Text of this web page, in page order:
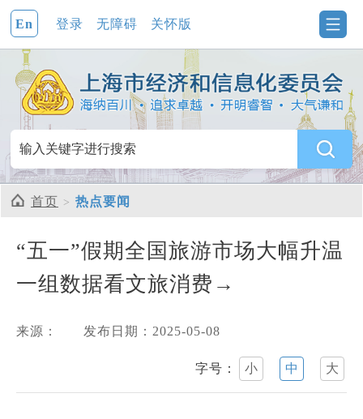
En 登录 无障碍 关怀版
首页 热点要闻
“五一”假期全国旅游市场大幅升温
一组数据看文旅消费→
来源： 发布日期：2025-05-08
字号：小 中 大